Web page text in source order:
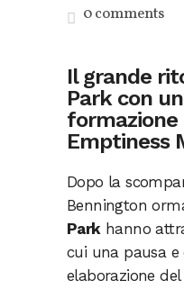
0 comments
Il grande
Park con
formazione
Emptiness
Dopo la
Bennington
Parkhanno
cui una pausa
elaborazione